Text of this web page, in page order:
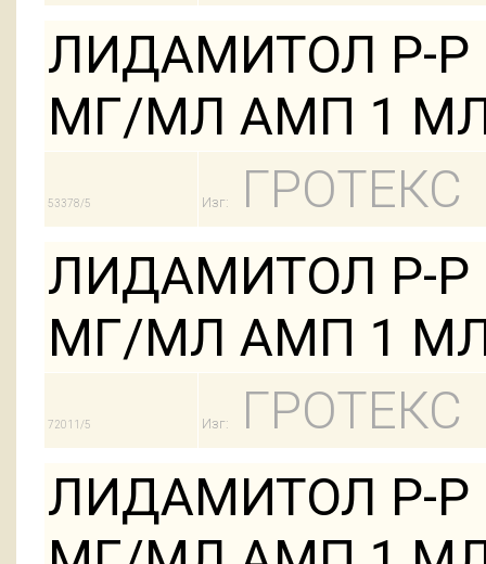
ЛИДАМИТОЛ Р-Р
МГ/МЛ АМП 1 МЛ
53378/5 Изг:
ГРОТЕКС
ЛИДАМИТОЛ Р-Р
МГ/МЛ АМП 1 МЛ
72011/5 Изг:
ГРОТЕКС
ЛИДАМИТОЛ Р-Р